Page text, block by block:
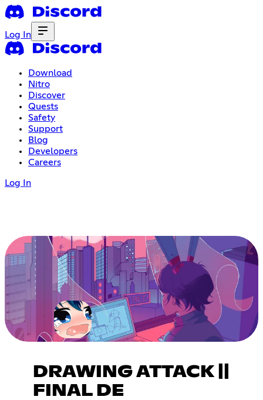
Log In
Download
Nitro
Discover
Quests
Safety
Support
Blog
Developers
Careers
Log In
DRAWING ATTACK ||
FINAL DE